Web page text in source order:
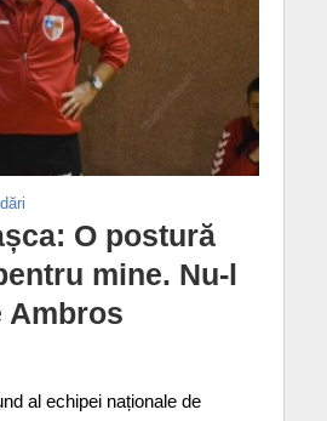
O postură
mine. Nu-l
Ambros
al echipei naționale de